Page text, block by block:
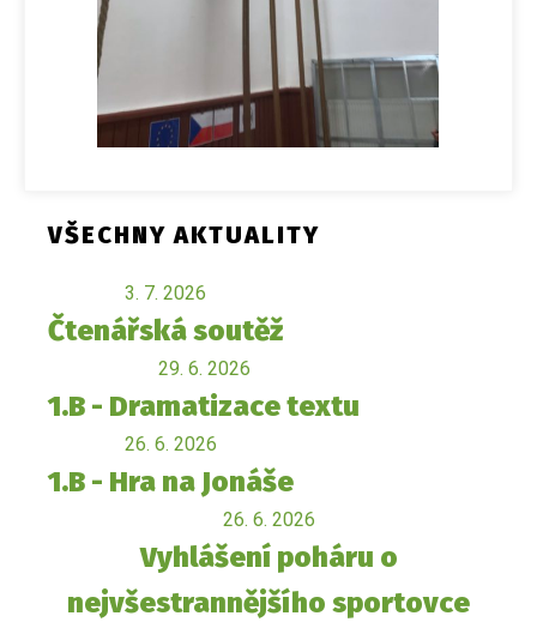
VŠECHNY AKTUALITY
3. 7. 2026
Čtenářská soutěž
29. 6. 2026
1.B - Dramatizace textu
26. 6. 2026
1.B - Hra na Jonáše
26. 6. 2026
Vyhlášení poháru o
nejvšestrannějšího sportovce